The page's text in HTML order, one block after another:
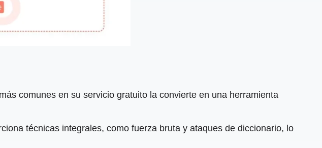
comunes en su servicio gratuito la convierte en una herramienta
técnicas integrales, como fuerza bruta y ataques de diccionario, lo